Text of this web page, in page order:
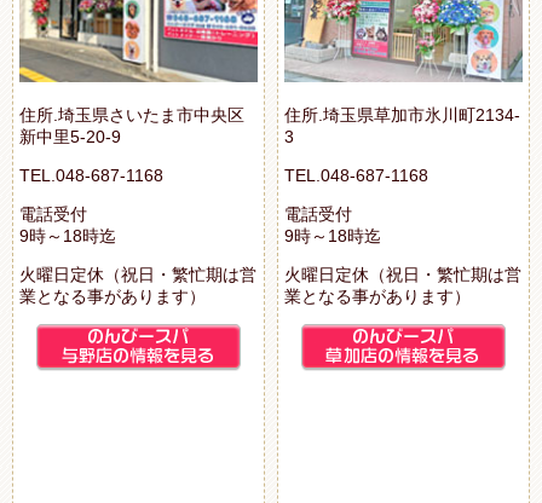
住所.埼玉県さいたま市中央区
新中里5-20-9
TEL.048-687-1168
電話受付
9時～18時迄
火曜日定休（祝日・繁忙期は営
業となる事があります）
住所.埼玉県草加市氷川町2134-
3
TEL.048-687-1168
電話受付
9時～18時迄
火曜日定休（祝日・繁忙期は営
業となる事があります）